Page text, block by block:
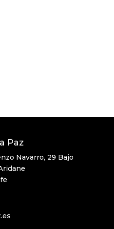
Paz
Navarro, 29 Bajo